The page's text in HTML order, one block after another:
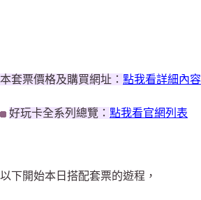
本套票價格及購買網址： 點我看詳細內容
好玩卡全系列總覽： 點我看官網列表
以下開始本日搭配套票的遊程，